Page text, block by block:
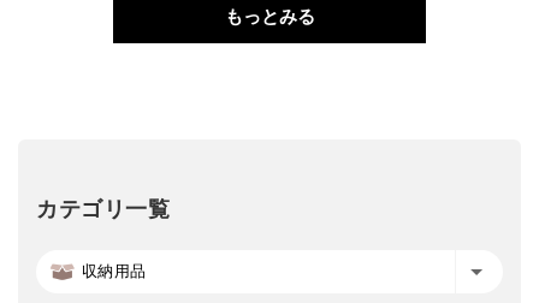
もっとみる
カテゴリ一覧
収納用品